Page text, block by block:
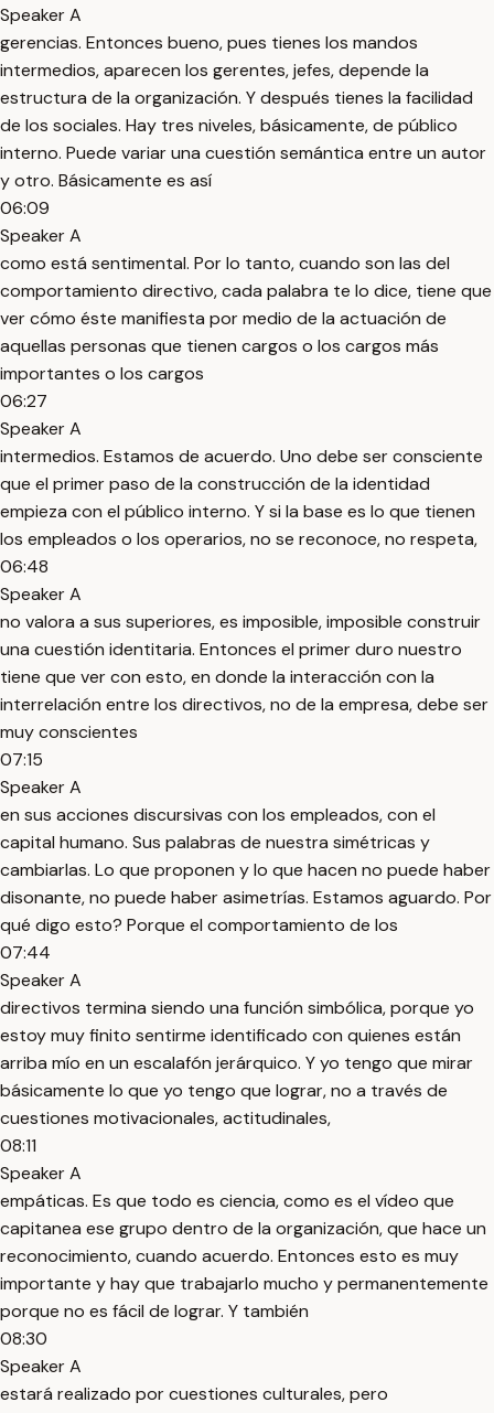
Speaker A
gerencias. Entonces bueno, pues tienes los mandos
intermedios, aparecen los gerentes, jefes, depende la
estructura de la organización. Y después tienes la facilidad
de los sociales. Hay tres niveles, básicamente, de público
interno. Puede variar una cuestión semántica entre un autor
y otro. Básicamente es así
06:09
Speaker A
como está sentimental. Por lo tanto, cuando son las del
comportamiento directivo, cada palabra te lo dice, tiene que
ver cómo éste manifiesta por medio de la actuación de
aquellas personas que tienen cargos o los cargos más
importantes o los cargos
06:27
Speaker A
intermedios. Estamos de acuerdo. Uno debe ser consciente
que el primer paso de la construcción de la identidad
empieza con el público interno. Y si la base es lo que tienen
los empleados o los operarios, no se reconoce, no respeta,
06:48
Speaker A
no valora a sus superiores, es imposible, imposible construir
una cuestión identitaria. Entonces el primer duro nuestro
tiene que ver con esto, en donde la interacción con la
interrelación entre los directivos, no de la empresa, debe ser
muy conscientes
07:15
Speaker A
en sus acciones discursivas con los empleados, con el
capital humano. Sus palabras de nuestra simétricas y
cambiarlas. Lo que proponen y lo que hacen no puede haber
disonante, no puede haber asimetrías. Estamos aguardo. Por
qué digo esto? Porque el comportamiento de los
07:44
Speaker A
directivos termina siendo una función simbólica, porque yo
estoy muy finito sentirme identificado con quienes están
arriba mío en un escalafón jerárquico. Y yo tengo que mirar
básicamente lo que yo tengo que lograr, no a través de
cuestiones motivacionales, actitudinales,
08:11
Speaker A
empáticas. Es que todo es ciencia, como es el vídeo que
capitanea ese grupo dentro de la organización, que hace un
reconocimiento, cuando acuerdo. Entonces esto es muy
importante y hay que trabajarlo mucho y permanentemente
porque no es fácil de lograr. Y también
08:30
Speaker A
estará realizado por cuestiones culturales, pero